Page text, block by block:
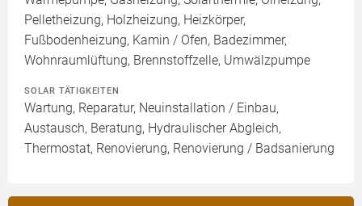
Pelletheizung, Holzheizung, Heizkörper,
Fußbodenheizung, Kamin / Ofen, Badezimmer,
Wohnraumlüftung, Brennstoffzelle, Umwälzpumpe
SOLAR TÄTIGKEITEN
Wartung, Reparatur, Neuinstallation / Einbau,
Austausch, Beratung, Hydraulischer Abgleich,
Thermostat, Renovierung, Renovierung / Badsanierung